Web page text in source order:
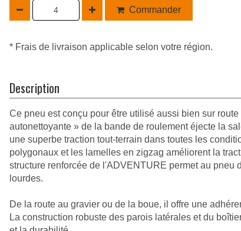
Commander
* Frais de livraison applicable selon votre région.
Description
Ce pneu est conçu pour être utilisé aussi bien sur
autonettoyante » de la bande de roulement éjecte la
une superbe traction tout-terrain dans toutes les
polygonaux et les lamelles en zigzag améliorent la
structure renforcée de l'ADVENTURE permet au pneu
lourdes.
De la route au gravier ou de la boue, il offre une
La construction robuste des parois latérales et du